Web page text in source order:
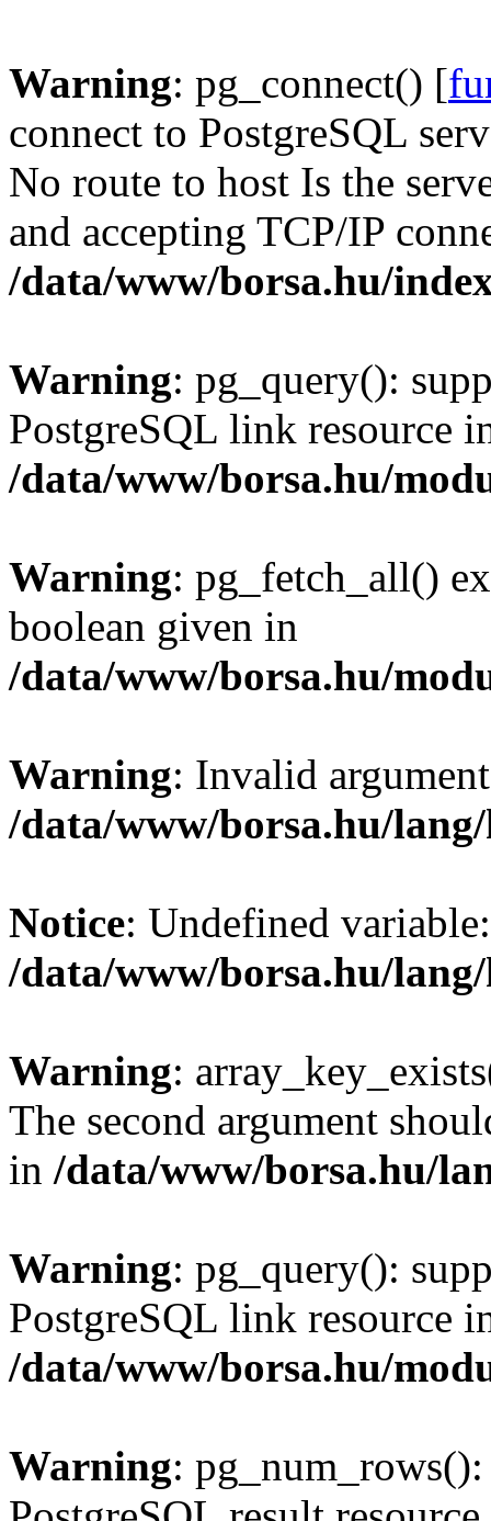
Warning: pg_connect() [
connect to PostgreSQL
No route to host Is the
and accepting TCP/IP
/data/www/borsa.hu/
Warning: pg_query():
PostgreSQL link resource
/data/www/borsa.hu/
Warning: pg_fetch_all()
boolean given in
/data/www/borsa.hu/
Warning: Invalid
/data/www/borsa.hu/
Notice: Undefined
/data/www/borsa.hu/
Warning:
The second argument
in /data/www/borsa.hu/
Warning: pg_query():
PostgreSQL link resource
/data/www/borsa.hu/
Warning: